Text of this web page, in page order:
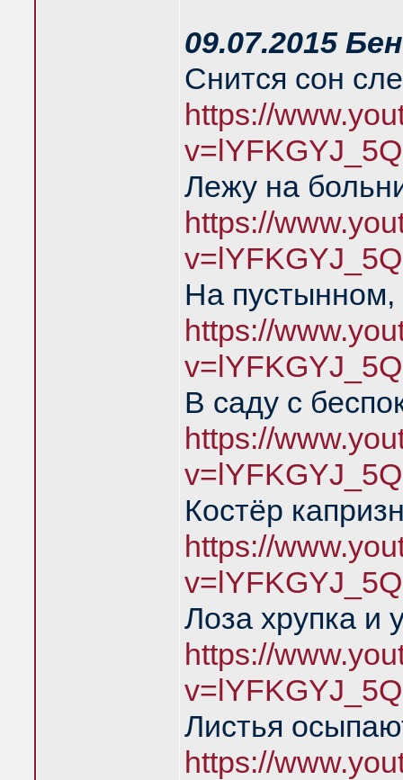
09.07.2015
Снится сон
https://
Лежу на
https://
На пустынном,
https://
В саду с
https://
Костёр
https://
Лоза хрупка и
https://
Листья
https://